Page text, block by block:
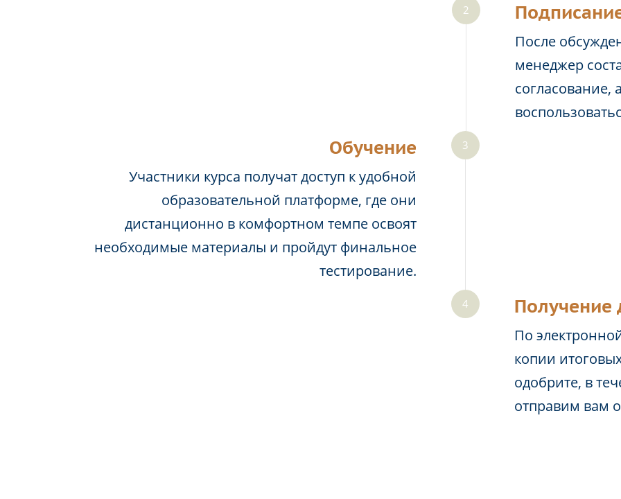
После
менеджер
Обучение
Участники курса получат доступ к удобной
образовательной платформе, где они
дистанционно в комфортном темпе освоят
необходимые материалы и пройдут финальное
тестирование.
Получение
По
копии
одобрите, в
отправим вам